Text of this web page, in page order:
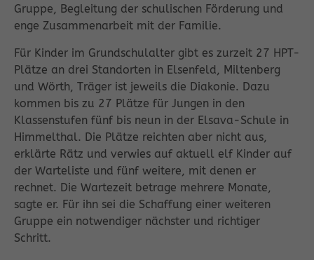
Gruppe, Begleitung der schulischen Förderung und
enge Zusammenarbeit mit der Familie.
Für Kinder im Grundschulalter gibt es zurzeit 27 HPT-
Plätze an drei Standorten in Elsenfeld, Miltenberg
und Wörth, Träger ist jeweils die Diakonie. Dazu
kommen bis zu 27 Plätze für Jungen in den
Klassenstufen fünf bis neun in der Elsava-Schule in
Himmelthal. Die Plätze reichten aber nicht aus,
erklärte Rätz und verwies auf aktuell elf Kinder auf
der Warteliste und fünf weitere, mit denen er
rechnet. Die Wartezeit betrage mehrere Monate,
sagte er. Für ihn sei die Schaffung einer weiteren
Gruppe ein notwendiger nächster und richtiger
Schritt.